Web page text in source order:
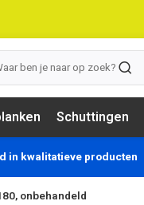
Schuttingen
in kwalitatieve producten
onbehandeld